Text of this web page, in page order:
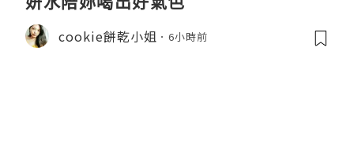
cookie餅乾小姐 6小時前